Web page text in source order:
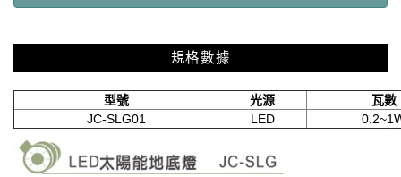
規格數據
型號 光源
瓦數
JC-SLG01
LED